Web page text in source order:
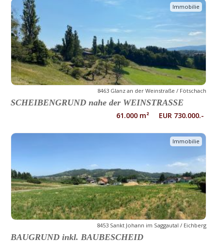
Immobilie
8463 Glanz an der Weinstraße / Fötschach
SCHEIBENGRUND nahe der WEINSTRASSE
61.000 m² EUR 730.000.-
Immobilie
8453 Sankt Johann im Saggautal / Eichberg
BAUGRUND inkl. BAUBESCHEID